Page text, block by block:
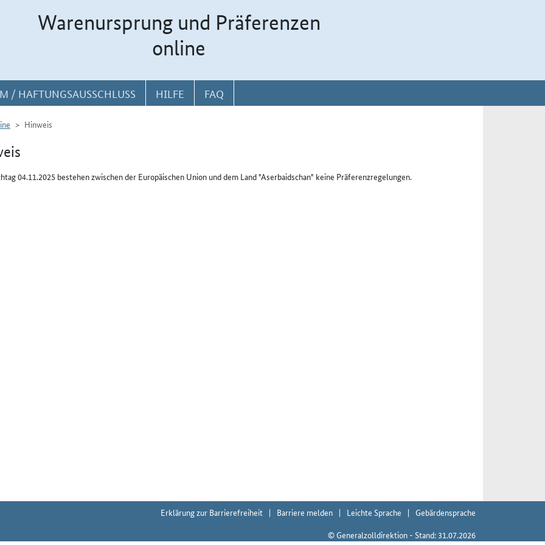
Warenursprung und Präferenzen
online
/ HAFTUNGSAUSSCHLUSS HILFE FAQ
Hinweis
04.11.2025 bestehen zwischen der Europäischen Union und dem Land "Aserbaidschan" keine Präferenzregelungen.
Erklärung zur Barrierefreiheit Barriere melden Leichte Sprache
Gebärdensprache
© Generalzolldirektion - Stand: 31.07.2026